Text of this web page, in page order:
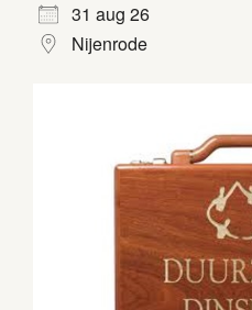
31 aug 26
Nijenrode